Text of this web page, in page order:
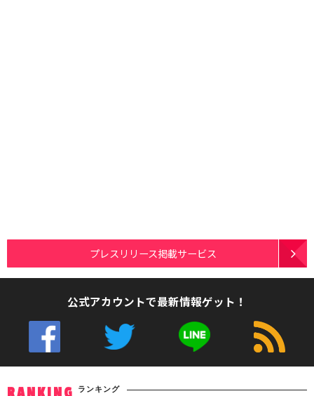
プレスリリース掲載サービス
公式アカウントで最新情報ゲット！
ランキング